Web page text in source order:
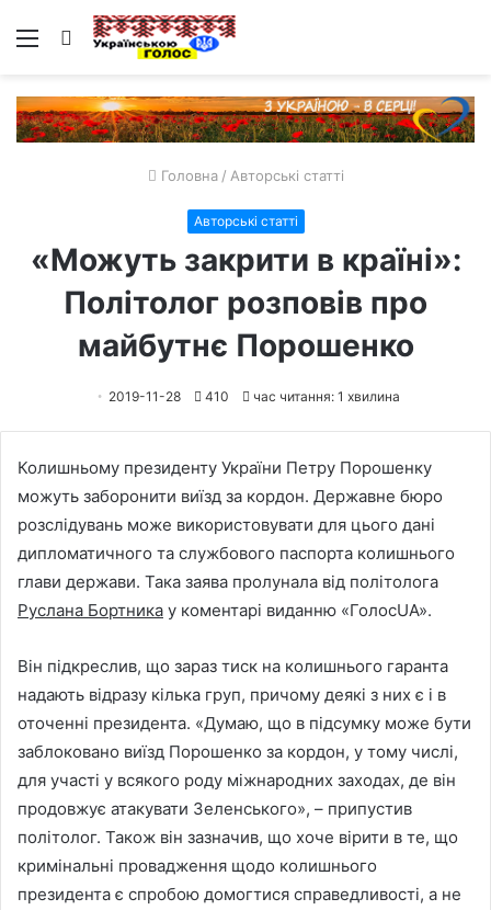
Меню Пошук
Головна / Авторські статті
Авторські статті
«Можуть закрити в країні»:
Політолог розповів про
майбутнє Порошенко
2019-11-28 410 час читання: 1 хвилина
Колишньому президенту України Петру Порошенку
можуть заборонити виїзд за кордон. Державне бюро
розслідувань може використовувати для цього дані
дипломатичного та службового паспорта колишнього
глави держави. Така заява пролунала від політолога
Руслана Бортника у коментарі виданню «ГолосUA».
Він підкреслив, що зараз тиск на колишнього гаранта
надають відразу кілька груп, причому деякі з них є і в
оточенні президента. «Думаю, що в підсумку може бути
заблоковано виїзд Порошенко за кордон, у тому числі,
для участі у всякого роду міжнародних заходах, де він
продовжує атакувати Зеленського», – припустив
політолог. Також він зазначив, що хоче вірити в те, що
кримінальні провадження щодо колишнього
президента є спробою домогтися справедливості, а не